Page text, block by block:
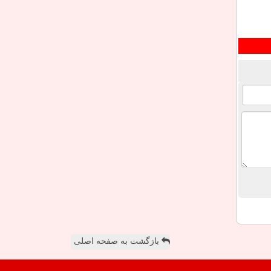
بازگشت به صفحه اصلی